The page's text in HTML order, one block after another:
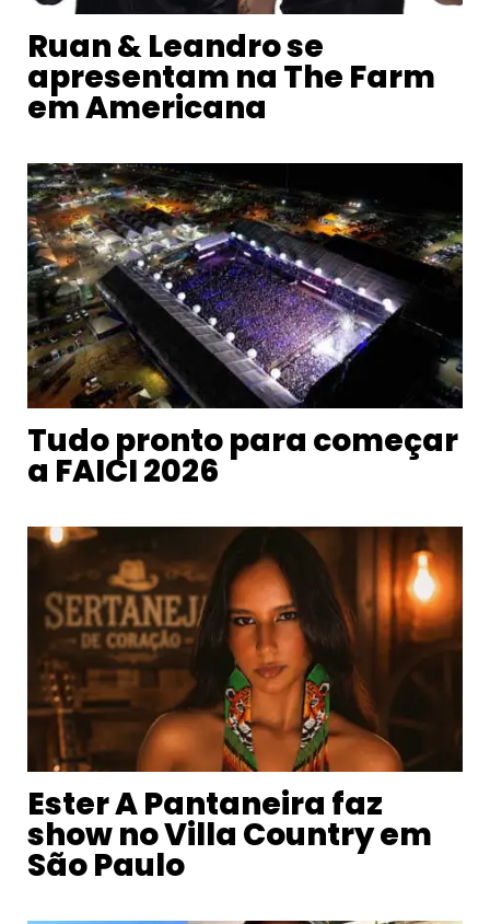
Ruan & Leandro se
apresentam na The Farm
em Americana
Tudo pronto para começar
a FAICI 2026
Ester A Pantaneira faz
show no Villa Country em
São Paulo